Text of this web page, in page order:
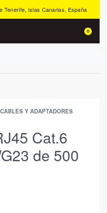
Tenerife, Islas Canarias, España
0
CABLES Y ADAPTADORES
Cat.6
de 500